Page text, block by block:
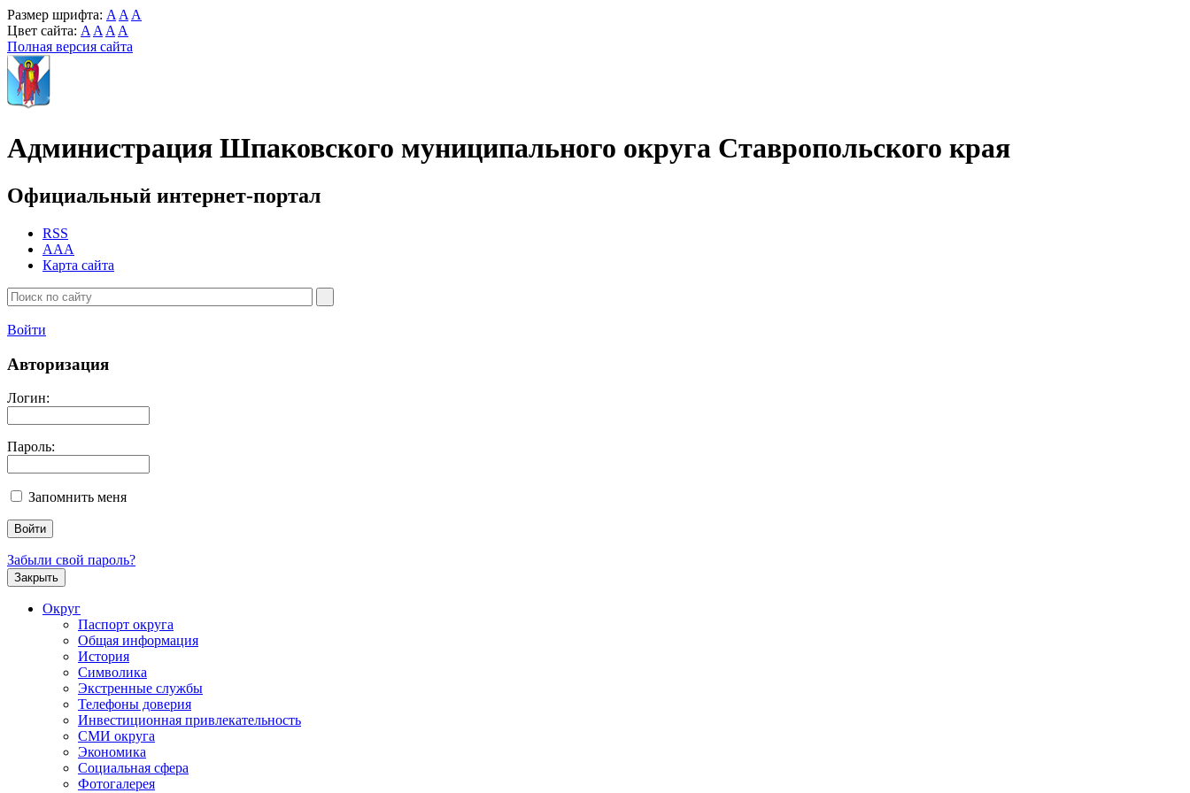
Размер шрифта: A A A
Цвет сайта: A A A A
Полная версия сайта
Администрация Шпаковского муниципального округа Ставропольского края
Официальный интернет-портал
RSS
AAA
Карта сайта
Войти
Авторизация
Логин:
Пароль:
Запомнить меня
Забыли свой пароль?
Закрыть
Округ
Паспорт округа
Общая информация
История
Символика
Экстренные службы
Телефоны доверия
Инвестиционная привлекательность
СМИ округа
Экономика
Социальная сфера
Фотогалерея